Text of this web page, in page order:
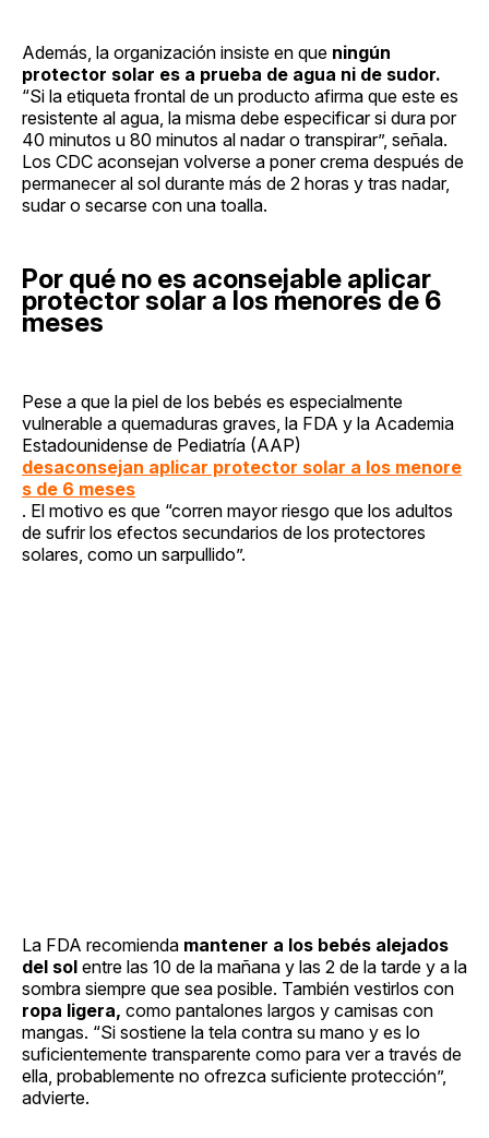
Además, la organización insiste en que ningún
protector solar es a prueba de agua ni de sudor.
“Si la etiqueta frontal de un producto afirma que este es
resistente al agua, la misma debe especificar si dura por
40 minutos u 80 minutos al nadar o transpirar”, señala.
Los CDC aconsejan volverse a poner crema después de
permanecer al sol durante más de 2 horas y tras nadar,
sudar o secarse con una toalla.
Por qué no es aconsejable aplicar
protector solar a los menores de 6
meses
Pese a que la piel de los bebés es especialmente
vulnerable a quemaduras graves, la FDA y la Academia
Estadounidense de Pediatría (AAP)
desaconsejan aplicar protector solar a los menore
s de 6 meses
. El motivo es que “corren mayor riesgo que los adultos
de sufrir los efectos secundarios de los protectores
solares, como un sarpullido”.
La FDA recomienda mantener a los bebés alejados
del sol entre las 10 de la mañana y las 2 de la tarde y a la
sombra siempre que sea posible. También vestirlos con
ropa ligera, como pantalones largos y camisas con
mangas. “Si sostiene la tela contra su mano y es lo
suficientemente transparente como para ver a través de
ella, probablemente no ofrezca suficiente protección”,
advierte.